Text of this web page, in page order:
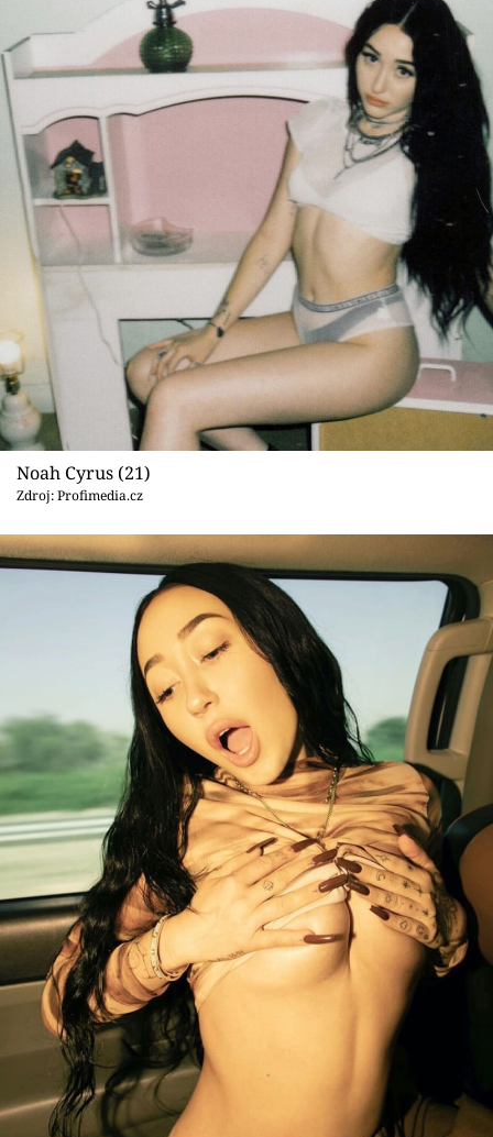
Noah Cyrus (21)
Zdroj: Profimedia.cz